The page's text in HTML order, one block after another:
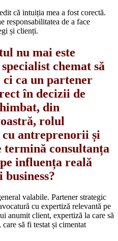
că intuiția mea a fost corectă.
responsabilitatea de a face
și clienți.
nu mai este
chemat să
ci ca un partener
în decizii de
din
rolul
antreprenorii și
termină consultanța
influența reală
valabile. Partener strategic
cu expertiză relevantă pe
anumit client, expertiză la care să
să fi testat și cimentat